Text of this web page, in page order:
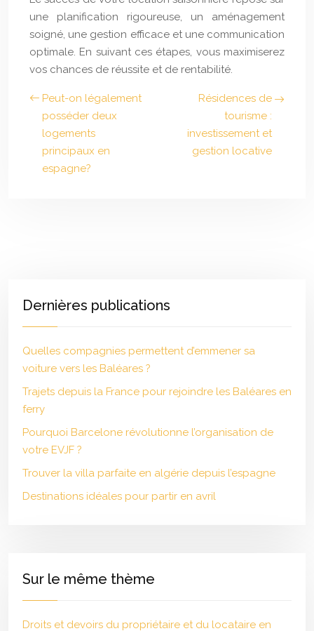
une planification rigoureuse, un aménagement
soigné, une gestion efficace et une communication
optimale. En suivant ces étapes, vous maximiserez
vos chances de réussite et de rentabilité.
Peut-on légalement
posséder deux
logements
principaux en
espagne?
Résidences de
tourisme :
investissement et
gestion locative
Dernières publications
Quelles compagnies permettent d’emmener sa
voiture vers les Baléares ?
Trajets depuis la France pour rejoindre les Baléares en
ferry
Pourquoi Barcelone révolutionne l’organisation de
votre EVJF ?
Trouver la villa parfaite en algérie depuis l’espagne
Destinations idéales pour partir en avril
Sur le même thème
Droits et devoirs du propriétaire et du locataire en